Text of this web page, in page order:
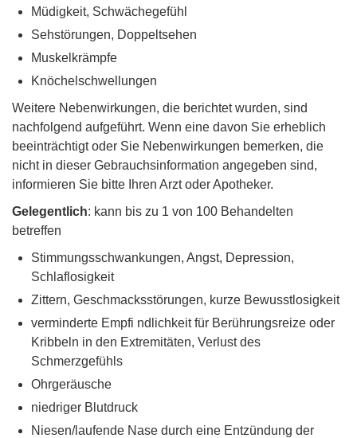
Müdigkeit, Schwächegefühl
Sehstörungen, Doppeltsehen
Muskelkrämpfe
Knöchelschwellungen
Weitere Nebenwirkungen, die berichtet wurden, sind
nachfolgend aufgeführt. Wenn eine davon Sie erheblich
beeinträchtigt oder Sie Nebenwirkungen bemerken, die
nicht in dieser Gebrauchsinformation angegeben sind,
informieren Sie bitte Ihren Arzt oder Apotheker.
Gelegentlich: kann bis zu 1 von 100 Behandelten
betreffen
Stimmungsschwankungen, Angst, Depression,
Schlaflosigkeit
Zittern, Geschmacksstörungen, kurze Bewusstlosigkeit
verminderte Empfi ndlichkeit für Berührungsreize oder
Kribbeln in den Extremitäten, Verlust des
Schmerzgefühls
Ohrgeräusche
niedriger Blutdruck
Niesen/laufende Nase durch eine Entzündung der